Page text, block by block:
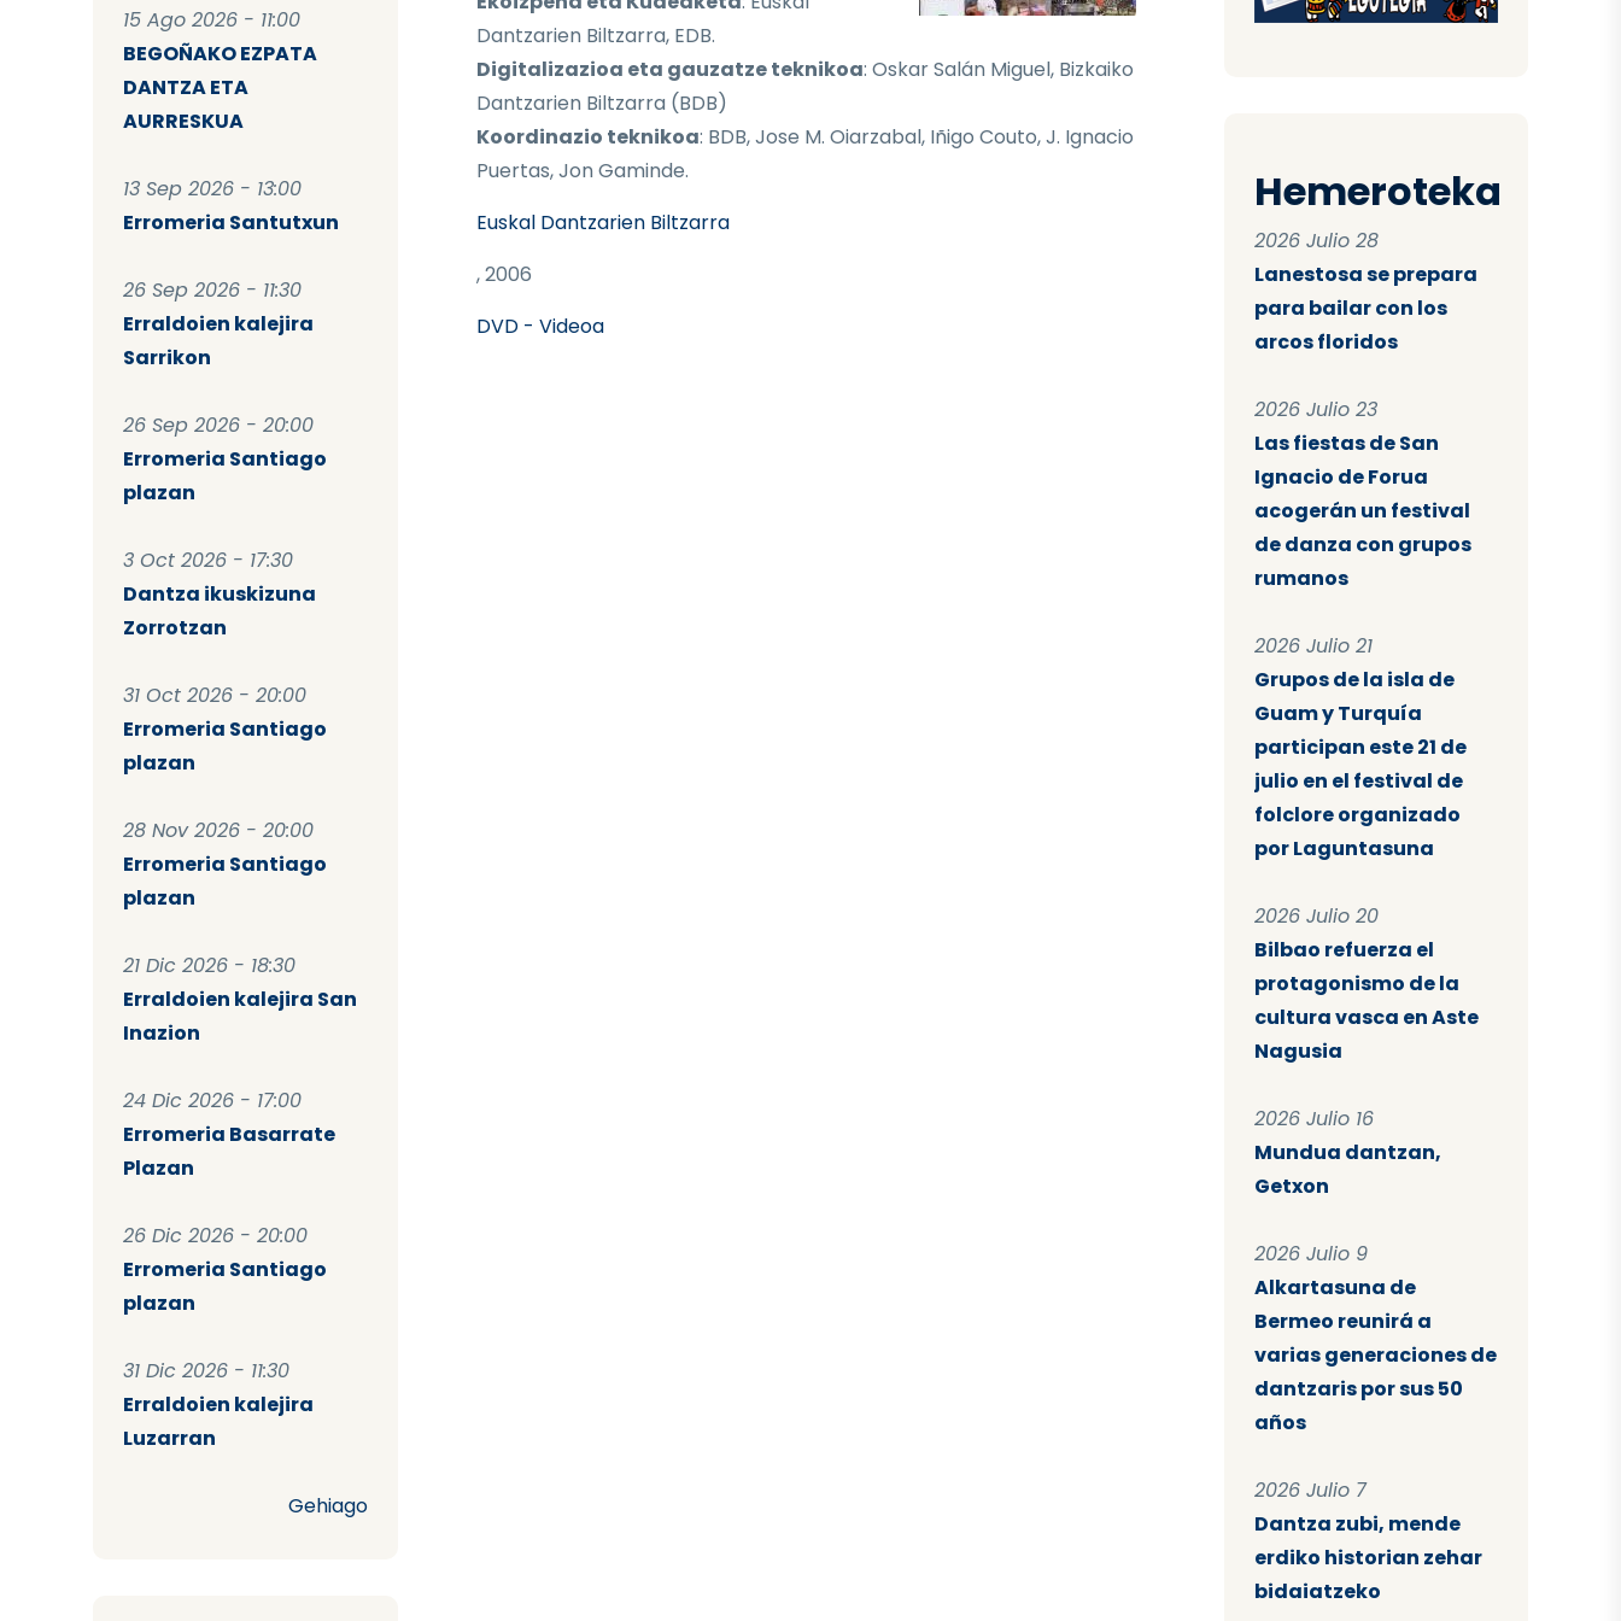
15 Ago 2026 - 11:00
BEGOÑAKO EZPATA
DANTZA ETA
AURRESKUA
13 Sep 2026 - 13:00
Erromeria Santutxun
26 Sep 2026 - 11:30
Erraldoien kalejira
Sarrikon
26 Sep 2026 - 20:00
Erromeria Santiago
plazan
3 Oct 2026 - 17:30
Dantza ikuskizuna
Zorrotzan
31 Oct 2026 - 20:00
Erromeria Santiago
plazan
28 Nov 2026 - 20:00
Erromeria Santiago
plazan
21 Dic 2026 - 18:30
Erraldoien kalejira San
Inazion
24 Dic 2026 - 17:00
Erromeria Basarrate
Plazan
26 Dic 2026 - 20:00
Erromeria Santiago
plazan
31 Dic 2026 - 11:30
Erraldoien kalejira
Luzarran
Gehiago
Dantzarien Biltzarra, EDB.
Digitalizazioa eta gauzatze teknikoa: Oskar Salán Miguel, Bizkaiko
Dantzarien Biltzarra (BDB)
Koordinazio teknikoa: BDB, Jose M. Oiarzabal, Iñigo Couto, J. Ignacio
Puertas, Jon Gaminde.
Euskal Dantzarien Biltzarra
, 2006
DVD - Videoa
Hemeroteka
2026 Julio 28
Lanestosa se prepara
para bailar con los
arcos floridos
2026 Julio 23
Las fiestas de San
Ignacio de Forua
acogerán un festival
de danza con grupos
rumanos
2026 Julio 21
Grupos de la isla de
Guam y Turquía
participan este 21 de
julio en el festival de
folclore organizado
por Laguntasuna
2026 Julio 20
Bilbao refuerza el
protagonismo de la
cultura vasca en Aste
Nagusia
2026 Julio 16
Mundua dantzan,
Getxon
2026 Julio 9
Alkartasuna de
Bermeo reunirá a
varias generaciones de
dantzaris por sus 50
años
2026 Julio 7
Dantza zubi, mende
erdiko historian zehar
bidaiatzeko